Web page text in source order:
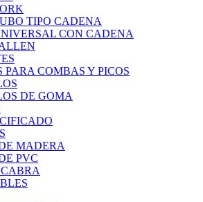
TIPO CADENA
CON CADENA
PARA COMBAS Y PICOS
DE GOMA
MADERA
PVC